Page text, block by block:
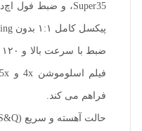
پیکسل کامل ۱:۱ بدون binning امکان‌پذیر است.
فراهم می کند.